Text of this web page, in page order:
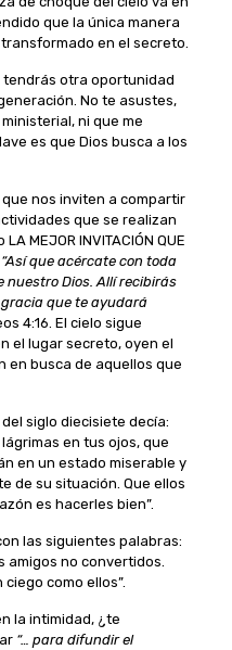
que la única manera
en el secreto.
tendrás otra oportunidad
No te asustes,
ni que me
es que Dios busca a los
nos inviten a compartir
que se realizan
MEJOR INVITACIÓN QUE
“Así que acércate con toda
nuestro Dios. Allí recibirás
que te ayudará
4:16. El cielo sigue
el lugar secreto, oyen el
en busca de aquellos que
siglo diecisiete decía:
en tus ojos, que
en un estado miserable y
de su situación. Que ellos
es hacerles bien”.
las siguientes palabras:
amigos no convertidos.
como ellos”.
la intimidad, ¿te
“… para difundir el